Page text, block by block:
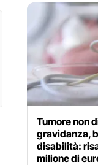
Tumore non
gravidanza,
disabilità:
milione di